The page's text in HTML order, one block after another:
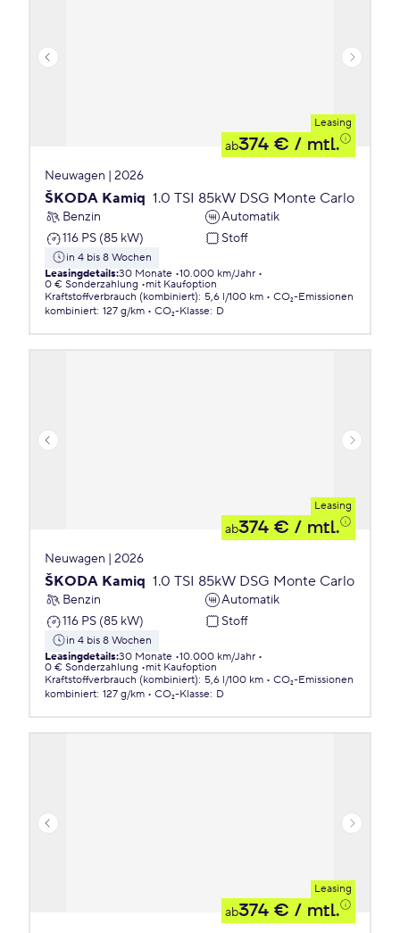
Leasing
ab374 € / mtl.
Neuwagen | 2026
ŠKODA Kamiq 1.0 TSI 85kW DSG Monte Carlo
Benzin
Automatik
116 PS (85 kW)
Stoff
in 4 bis 8 Wochen
Leasingdetails:30 Monate 10.000 km/Jahr
0 € Sonderzahlung
mit Kaufoption
Kraftstoffverbrauch (kombiniert): 5,6 l/100 km
CO₂-Emissionen
kombiniert: 127 g/km CO₂-Klasse: D
Leasing
ab374 € / mtl.
Neuwagen | 2026
ŠKODA Kamiq 1.0 TSI 85kW DSG Monte Carlo
Benzin
Automatik
116 PS (85 kW)
Stoff
in 4 bis 8 Wochen
Leasingdetails:30 Monate 10.000 km/Jahr
0 € Sonderzahlung
mit Kaufoption
Kraftstoffverbrauch (kombiniert): 5,6 l/100 km
CO₂-Emissionen
kombiniert: 127 g/km CO₂-Klasse: D
Leasing
ab374 € / mtl.